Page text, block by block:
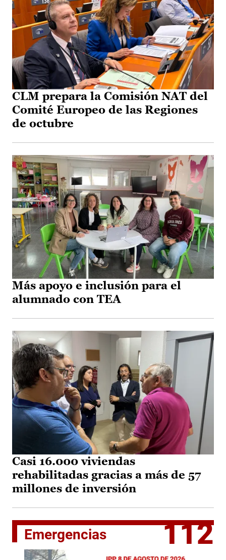
CLM prepara la Comisión NAT del
Comité Europeo de las Regiones
de octubre
Más apoyo e inclusión para el
alumnado con TEA
Casi 16.000 viviendas
rehabilitadas gracias a más de 57
millones de inversión
Emergencias 112